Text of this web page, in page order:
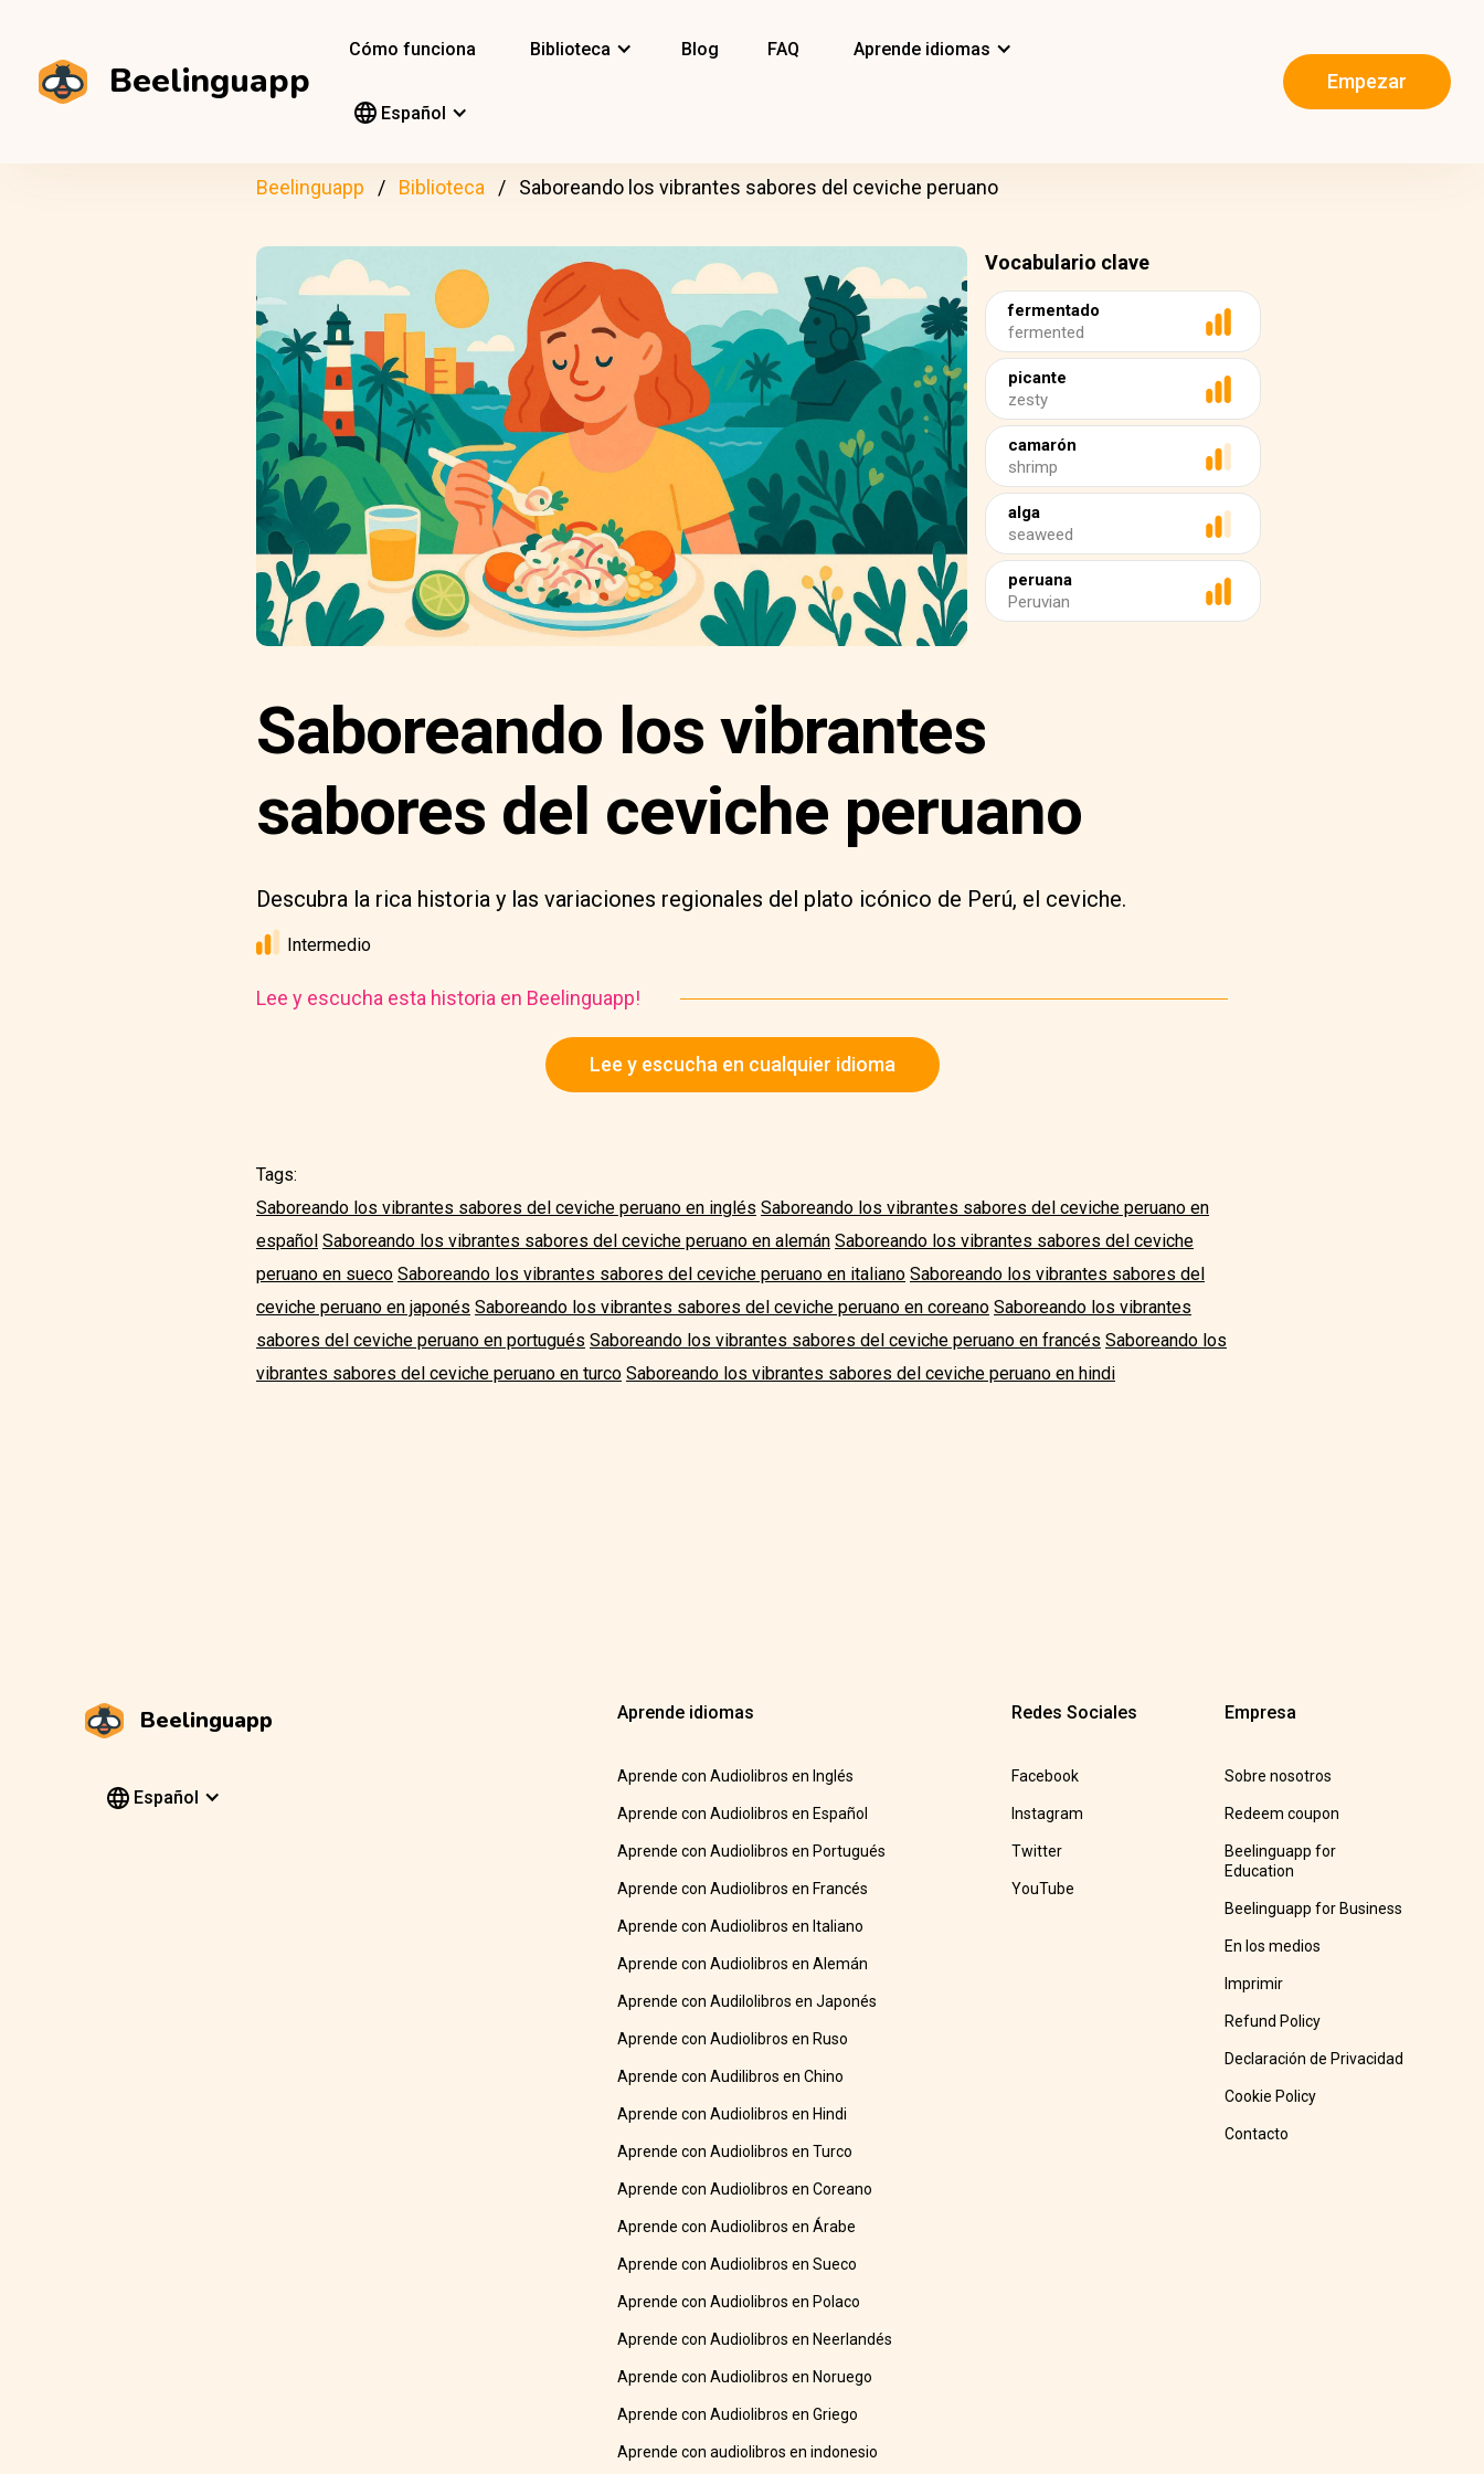
Beelinguapp
Cómo funciona Biblioteca Blog FAQ Aprende idiomas
Español
Empezar
Beelinguapp Biblioteca Saboreando los vibrantes sabores del ceviche peruano
Vocabulario clave
fermentado
fermented
picante
zesty
camarón
shrimp
alga
seaweed
peruana
Peruvian
Saboreando los vibrantes
sabores del ceviche peruano
Descubra la rica historia y las variaciones regionales del plato icónico de Perú, el ceviche.
Intermedio
Lee y escucha esta historia en Beelinguapp!
Lee y escucha en cualquier idioma
Tags:
Saboreando los vibrantes sabores del ceviche peruano en inglés Saboreando los vibrantes sabores del ceviche peruano en
español Saboreando los vibrantes sabores del ceviche peruano en alemán Saboreando los vibrantes sabores del ceviche
peruano en sueco Saboreando los vibrantes sabores del ceviche peruano en italiano Saboreando los vibrantes sabores del
ceviche peruano en japonés Saboreando los vibrantes sabores del ceviche peruano en coreano Saboreando los vibrantes
sabores del ceviche peruano en portugués Saboreando los vibrantes sabores del ceviche peruano en francés Saboreando los
vibrantes sabores del ceviche peruano en turco Saboreando los vibrantes sabores del ceviche peruano en hindi
Beelinguapp
Español
Aprende idiomas
Aprende con Audiolibros en Inglés
Aprende con Audiolibros en Español
Aprende con Audiolibros en Portugués
Aprende con Audiolibros en Francés
Aprende con Audiolibros en Italiano
Aprende con Audiolibros en Alemán
Aprende con Audilolibros en Japonés
Aprende con Audiolibros en Ruso
Aprende con Audilibros en Chino
Aprende con Audiolibros en Hindi
Aprende con Audiolibros en Turco
Aprende con Audiolibros en Coreano
Aprende con Audiolibros en Árabe
Aprende con Audiolibros en Sueco
Aprende con Audiolibros en Polaco
Aprende con Audiolibros en Neerlandés
Aprende con Audiolibros en Noruego
Aprende con Audiolibros en Griego
Aprende con audiolibros en indonesio
Redes Sociales
Facebook
Instagram
Twitter
YouTube
Empresa
Sobre nosotros
Redeem coupon
Beelinguapp for
Education
Beelinguapp for Business
En los medios
Imprimir
Refund Policy
Declaración de Privacidad
Cookie Policy
Contacto